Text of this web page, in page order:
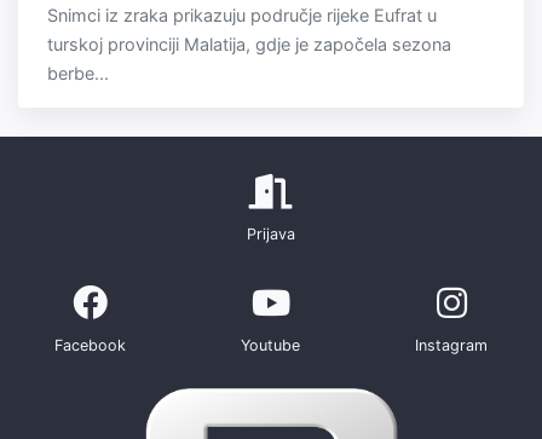
Snimci iz zraka prikazuju područje rijeke Eufrat u
turskoj provinciji Malatija, gdje je započela sezona
berbe...
Prijava
Facebook Youtube Instagram